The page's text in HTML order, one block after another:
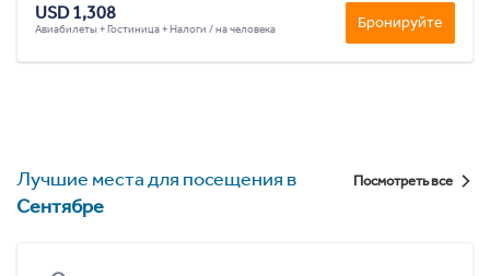
USD 1,308
Авиабилеты + Гостиница + Налоги / на человека Бронируйте
Лучшие места для посещения в
Сентябре
Посмотреть все